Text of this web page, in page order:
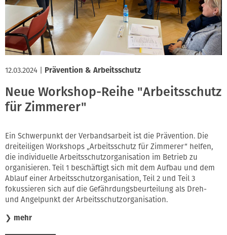
12.03.2024 Prävention & Arbeitsschutz
Neue Workshop-Reihe "Arbeitsschutz
für Zimmerer"
Ein Schwerpunkt der Verbandsarbeit ist die Prävention. Die
dreiteiligen Workshops „Arbeitsschutz für Zimmerer“ helfen,
die individuelle Arbeitsschutzorganisation im Betrieb zu
organisieren. Teil 1 beschäftigt sich mit dem Aufbau und dem
Ablauf einer Arbeitsschutzorganisation, Teil 2 und Teil 3
fokussieren sich auf die Gefährdungsbeurteilung als Dreh-
und Angelpunkt der Arbeitsschutzorganisation.
❯ mehr